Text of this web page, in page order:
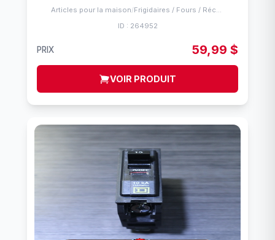
Articles pour la maison/
Frigidaires / Fours / Réchauds
ID : 264952
PRIX 59,99 $
VOIR PRODUIT